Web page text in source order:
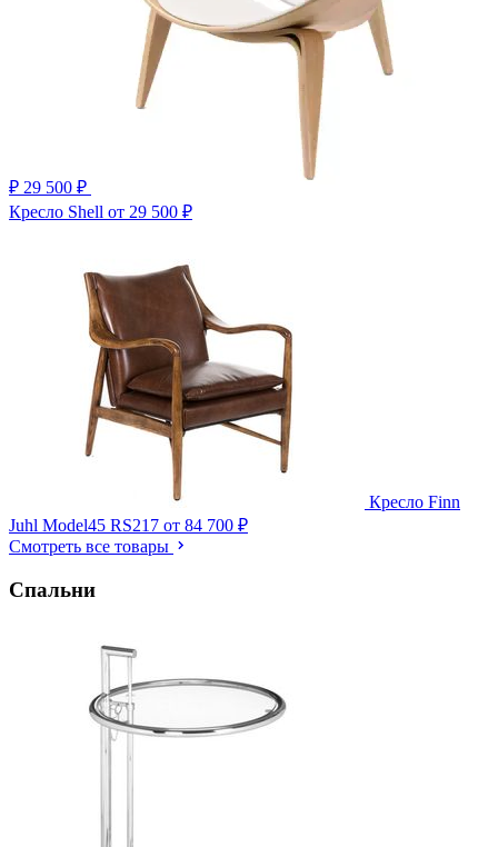
₽ 29 500 ₽
Кресло Shell от 29 500 ₽
Кресло Finn
Juhl Model45 RS217 от 84 700 ₽
Смотреть все товары
Спальни